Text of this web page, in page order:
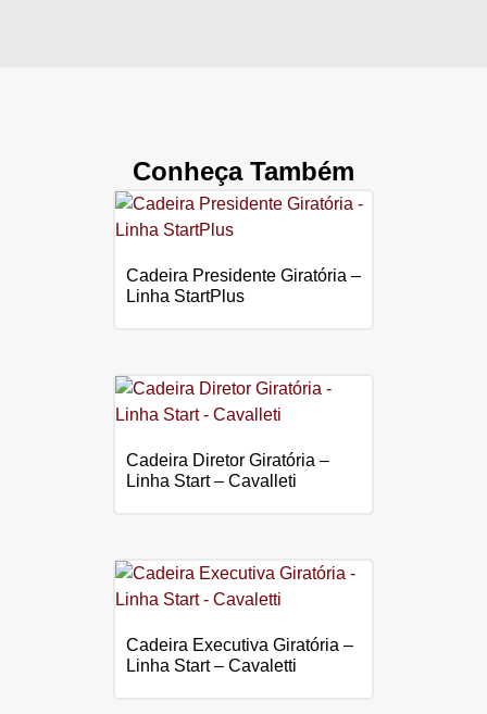
Conheça Também
Cadeira Presidente Giratória –
Linha StartPlus
Cadeira Diretor Giratória –
Linha Start – Cavalleti
Cadeira Executiva Giratória –
Linha Start – Cavaletti